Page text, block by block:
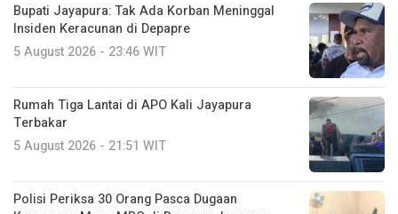
Bupati Jayapura: Tak Ada Korban Meninggal
Insiden Keracunan di Depapre
5 August 2026 - 23:46 WIT
Rumah Tiga Lantai di APO Kali Jayapura
Terbakar
5 August 2026 - 21:51 WIT
Polisi Periksa 30 Orang Pasca Dugaan